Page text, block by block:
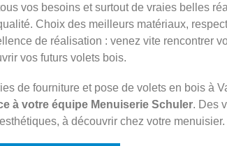
vos besoins et surtout de vraies belles
Choix des meilleurs matériaux,
de réalisation : venez vite rencontrer
vos futurs volets bois.
de fourniture et pose de volets en bois à
à votre équipe Menuiserie Schuler. Des
à découvrir chez votre menuisier.